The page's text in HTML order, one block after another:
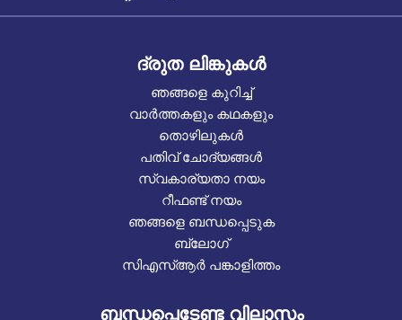
ദ്രുത ലിങ്കുകൾ
ഞങ്ങളെ കുറിച്ച്
വാർത്തകളും കഥകളും
തൊഴിലുകൾ
പതിവ് ചോദ്യങ്ങൾ
സ്വകാര്യതാ നയം
റീഫണ്ട് നയം
ഞങ്ങളെ ബന്ധപ്പെടുക
ബ്ലോഗ്
സിഎസ്ആർ പങ്കാളിത്തം
ബന്ധപ്പെടേണ്ട വിലാസം